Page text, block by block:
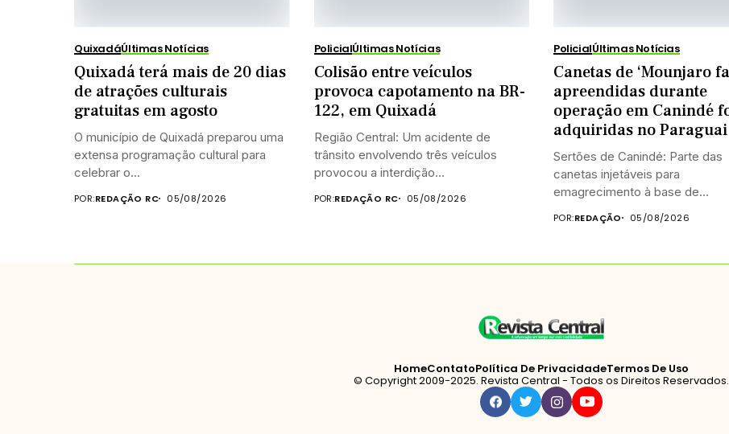
QuixadáÚltimas Notícias
Quixadá terá mais de 20 dias
de atrações culturais
gratuitas em agosto
O município de Quixadá preparou uma
extensa programação cultural para
celebrar o...
POR:REDAÇÃO RC 05/08/2026
PolicialÚltimas Notícias
Colisão entre veículos
provoca capotamento na BR-
122, em Quixadá
Região Central: Um acidente de
trânsito envolvendo três veículos
provocou a interdição...
POR:REDAÇÃO RC 05/08/2026
PolicialÚltimas Notícias
Canetas de ‘Mounjaro
apreendidas durante
operação em Canindé
adquiridas no Paraguai
Sertões de Canindé: Parte das
canetas injetáveis para
emagrecimento à base de
POR:REDAÇÃO 05/08/2026
HomeContatoPolítica De PrivacidadeTermos De Uso
© Copyright 2009-2025. Revista Central - Todos os Direitos Reservados.